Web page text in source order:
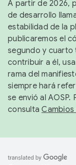
A partir de 2026,
de desarrollo
estabilidad de la
publicaremos el
segundo y cuarto
contribuir a él, usa
rama del
siempre hará
se envió al
consultaCambios